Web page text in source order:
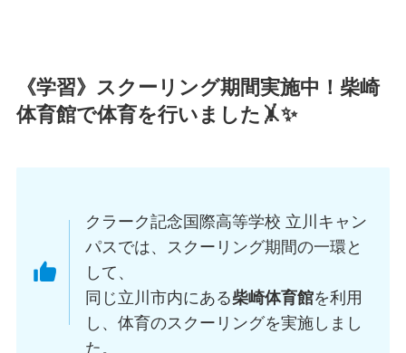
《学習》スクーリング期間実施中！柴崎
体育館で体育を行いました🤸✨
クラーク記念国際高等学校 立川キャン
パスでは、スクーリング期間の一環と
して、
同じ立川市内にある柴崎体育館を利用
し、体育のスクーリングを実施しまし
た。